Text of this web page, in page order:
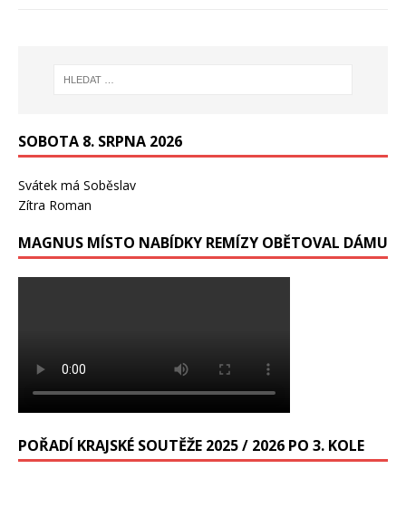
SOBOTA 8. SRPNA 2026
Svátek má Soběslav
Zítra Roman
MAGNUS MÍSTO NABÍDKY REMÍZY OBĚTOVAL DÁMU
POŘADÍ KRAJSKÉ SOUTĚŽE 2025 / 2026 PO 3. KOLE